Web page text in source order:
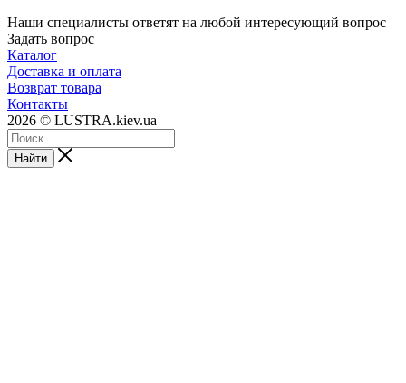
Наши специалисты ответят на любой интересующий вопрос
Задать вопрос
Каталог
Доставка и оплата
Возврат товара
Контакты
2026 © LUSTRA.kiev.ua
Найти